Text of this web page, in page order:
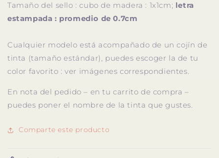
Tamaño del sello : cubo de madera : 1x1cm; letra
estampada : promedio de 0.7cm
Cualquier modelo está acompañado de un cojín de
tinta (tamaño estándar), puedes escoger la de tu
color favorito : ver imágenes correspondientes.
En nota del pedido – en tu carrito de compra –
puedes poner el nombre de la tinta que gustes.
Comparte este producto